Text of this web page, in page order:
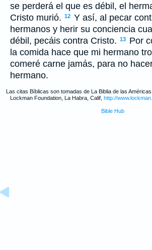
se perderá el que es débil, el
Cristo murió. 12 Y así, al pecar
hermanos y herir su conciencia
débil, pecáis contra Cristo. 13
Por
la comida hace que mi hermano
comeré carne jamás, para no
hermano.
Las citas Bíblicas son tomadas de La Biblia de las
Lockman Foundation, La Habra, Calif, http://
Bible Hub